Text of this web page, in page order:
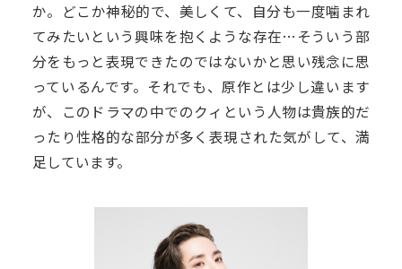
か。どこか神秘的で、美しくて、自分も一度噛まれ
てみたいという興味を抱くような存在…そういう部
分をもっと表現できたのではないかと思い残念に思
っているんです。それでも、原作とは少し違います
が、このドラマの中でのクィという人物は貴族的だ
ったり性格的な部分が多く表現された気がして、満
足しています。